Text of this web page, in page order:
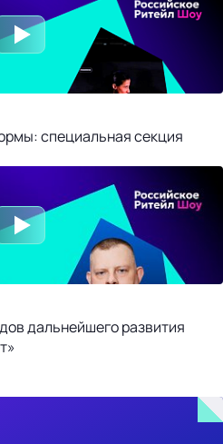
специальная секция
дальнейшего развития